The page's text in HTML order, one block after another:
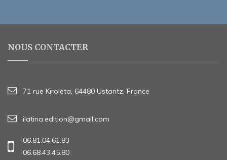
NOUS CONTACTER
71 rue Kiroleta, 64480 Ustaritz, France
ilatina.edition@gmail.com
06.81.04.61.83
06.68.43.45.80